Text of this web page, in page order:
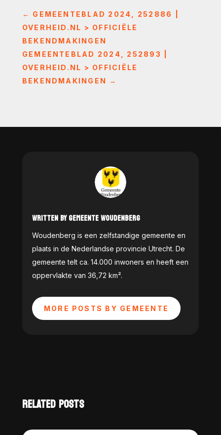
← GEMEENTEBLAD 2024, 252886 |
OVERHEID.NL > OFFICIËLE
BEKENDMAKINGEN
GEMEENTEBLAD 2024, 252893 |
OVERHEID.NL > OFFICIËLE
BEKENDMAKINGEN →
WRITTEN BY GEMEENTE WOUDENBERG
Woudenberg is een zelfstandige gemeente en
plaats in de Nederlandse provincie Utrecht. De
gemeente telt ca. 14.000 inwoners en heeft een
oppervlakte van 36,72 km².
MORE POSTS BY GEMEENTE
RELATED POSTS